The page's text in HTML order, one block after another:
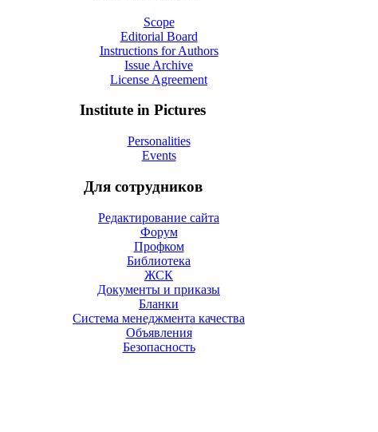
Scope
Editorial Board
Instructions for Authors
Issue Archive
License Agreement
Institute in Pictures
Personalities
Events
Для сотрудников
Редактирование сайта
Форум
Профком
Библиотека
ЖСК
Документы и приказы
Бланки
Система менеджмента качества
Объявления
Безопасность